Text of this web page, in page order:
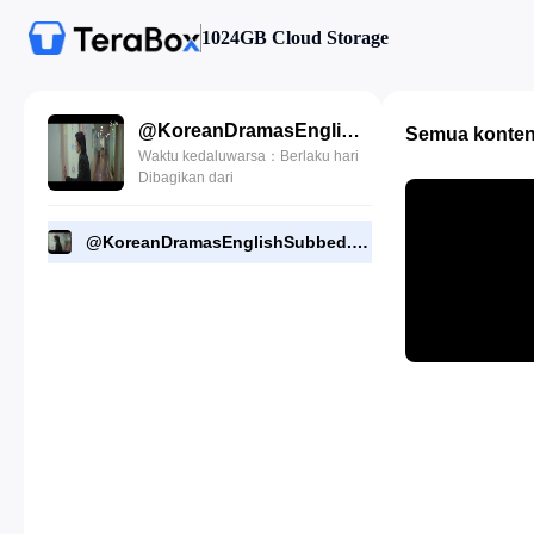
1024GB Cloud Storage
@KoreanDramasEnglishSubbed.E06.Good.Partner.1080p.mkv
Waktu kedaluwarsa：Berlaku hari
Dibagikan dari
@KoreanDramasEnglishSubbed.E06.Good.Partner.1080p.mkv
Semua